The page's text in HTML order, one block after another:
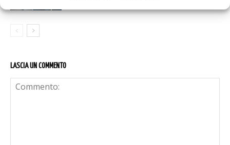
LASCIA UN COMMENTO